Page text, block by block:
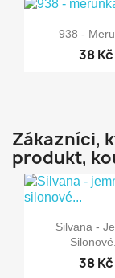
 Rychlý
938 -
38 Kč
Zákazníci,
produkt,
 Rychlý
Silvana -
38 Kč